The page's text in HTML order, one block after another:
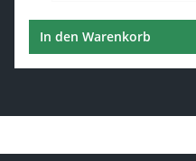
In den Warenkorb